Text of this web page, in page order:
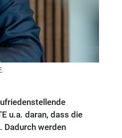
u.a. daran, dass die
Dadurch werden